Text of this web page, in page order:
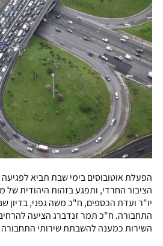
הפעלת אוטובוסים בימי שבת תביא לפגיעה
הציבור החרדי, ותפגע בזהות היהודית של
יו"ר ועדת הכספים, ח"כ משה גפני, בדיון
התחבורה. ח"כ תמר זנדברג הציעה להרחיב
השירות כמענה להשבתת שירותי התחבורה